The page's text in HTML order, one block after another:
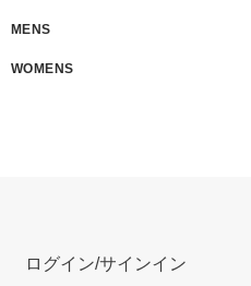
MENS
WOMENS
ログイン/サインイン